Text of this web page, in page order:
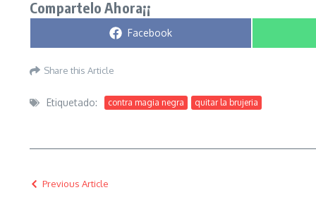
Compartelo Ahora¡¡
Compartir en
Facebook
Share this Article
Etiquetado: contra magia negra quitar la brujeria
Previous Article